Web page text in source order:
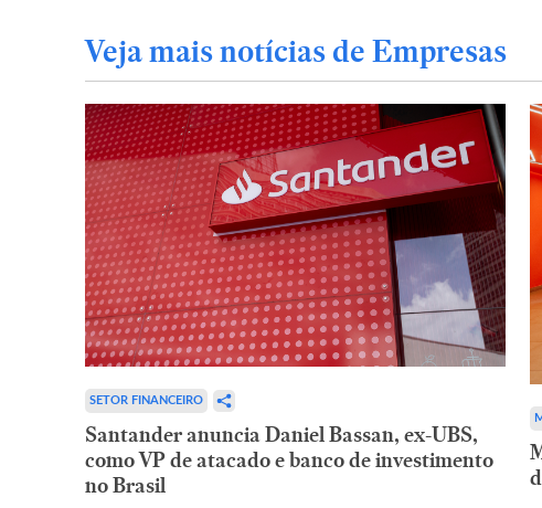
Veja mais notícias de Empresas
SETOR FINANCEIRO
Santander anuncia Daniel Bassan, ex-UBS,
como VP de atacado e banco de investimento
no Brasil